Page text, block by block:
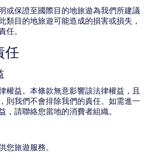
或保證至國際目的地旅遊為我們所建議
類目的地旅遊可能造成的損害或損失，
任。
任
權益。本條款無意影響該法律權益，且
則我們不會排除我們的責任。如需進一
，請聯絡您當地的消費者組織。
您旅遊服務。